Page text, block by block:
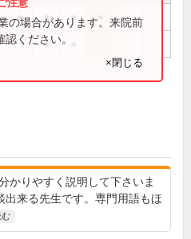
● ● ●
●
の場合があります。来院前
ください。
×閉じる
かりやすく説明して下さいま
来る先生です。専門用語もほ
む